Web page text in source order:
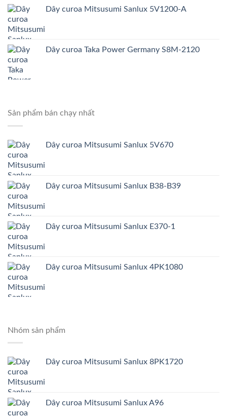
Dây curoa Mitsusumi Sanlux 5V1200-A
Dây curoa Taka Power Germany S8M-2120
Sản phẩm bán chạy nhất
Dây curoa Mitsusumi Sanlux 5V670
Dây curoa Mitsusumi Sanlux B38-B39
Dây curoa Mitsusumi Sanlux E370-1
Dây curoa Mitsusumi Sanlux 4PK1080
Nhóm sản phẩm
Dây curoa Mitsusumi Sanlux 8PK1720
Dây curoa Mitsusumi Sanlux A96